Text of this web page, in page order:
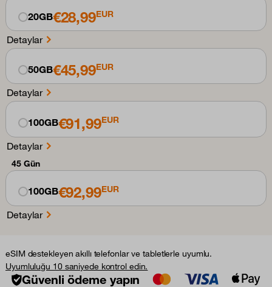
20GB€28,99EUR
Detaylar
50GB€45,99EUR
Detaylar
100GB€91,99EUR
Detaylar
45 Gün
100GB€92,99EUR
Detaylar
eSIM destekleyen akıllı telefonlar ve tabletlerle uyumlu.
Uyumluluğu 10 saniyede kontrol edin.
Güvenli ödeme yapın